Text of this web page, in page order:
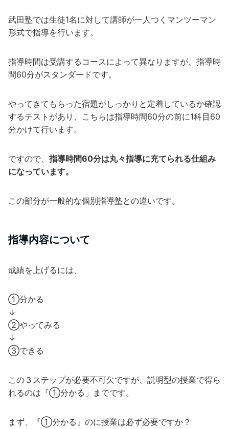
武田塾では生徒1名に対して講師が一人つくマンツーマン
形式で指導を行います。
指導時間は受講するコースによって異なりますが、指導時
間60分がスタンダードです。
やってきてもらった宿題がしっかりと定着しているか確認
するテストがあり、こちらは指導時間60分の前に1科目60
分かけて行います。
ですので、 指導時間60分は丸々指導に充てられる仕組み
になっています。
この部分が一般的な個別指導塾との違いです。
指導内容について
成績を上げるには、
①分かる
↓
②やってみる
↓
③できる
この３ステップが必要不可欠ですが、説明型の授業で得ら
れるのは『①分かる」までです。
まず、『①分かる』のに授業は必ず必要ですか？